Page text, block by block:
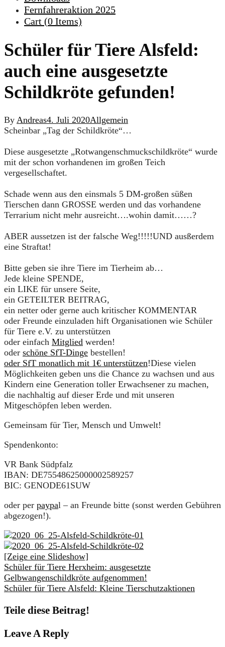
Fernfahreraktion 2025
Cart (0 Items)
Schüler für Tiere Alsfeld:
auch eine ausgesetzte
Schildkröte gefunden!
By Andreas4. Juli 2020Allgemein
Scheinbar „Tag der Schildkröte“…
Diese ausgesetzte „Rotwangenschmuckschildkröte“ wurde
mit der schon vorhandenen im großen Teich
vergesellschaftet.
Schade wenn aus den einsmals 5 DM-großen süßen
Tierschen dann GROSSE werden und das vorhandene
Terrarium nicht mehr ausreicht….wohin damit……?
ABER aussetzen ist der falsche Weg!!!!!UND ausßerdem
eine Straftat!
Bitte geben sie ihre Tiere im Tierheim ab…
Jede kleine SPENDE,
ein LIKE für unsere Seite,
ein GETEILTER BEITRAG,
ein netter oder gerne auch kritischer KOMMENTAR
oder Freunde einzuladen hift Organisationen wie Schüler
für Tiere e.V. zu unterstützen
oder einfach Mitglied werden!
oder schöne SfT-Dinge bestellen!
oder SfT monatlich mit 1€ unterstützen!Diese vielen
Möglichkeiten geben uns die Chance zu wachsen und aus
Kindern eine Generation toller Erwachsener zu machen,
die nachhaltig auf dieser Erde und mit unseren
Mitgeschöpfen leben werden.
Gemeinsam für Tier, Mensch und Umwelt!
Spendenkonto:
VR Bank Südpfalz
IBAN: DE75548625000002589257
BIC: GENODE61SUW
oder per paypal – an Freunde bitte (sonst werden Gebühren
abgezogen!).
[Zeige eine Slideshow]
Schüler für Tiere Herxheim: ausgesetzte
Gelbwangenschildkröte aufgenommen!
Schüler für Tiere Alsfeld: Kleine Tierschutzaktionen
Teile diese Beitrag!
Leave A Reply